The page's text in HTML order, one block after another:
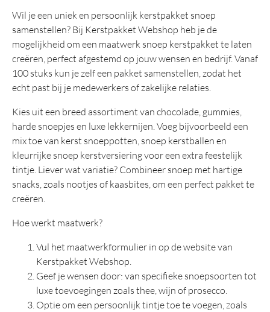
Wil je een uniek en persoonlijk kerstpakket snoep
samenstellen? Bij Kerstpakket Webshop heb je de
mogelijkheid om een maatwerk snoep kerstpakket te laten
creëren, perfect afgestemd op jouw wensen en bedrijf. Vanaf
100 stuks kun je zelf een pakket samenstellen, zodat het
echt past bij je medewerkers of zakelijke relaties.
Kies uit een breed assortiment van chocolade, gummies,
harde snoepjes en luxe lekkernijen. Voeg bijvoorbeeld een
mix toe van kerst snoeppotten, snoep kerstballen en
kleurrijke snoep kerstversiering voor een extra feestelijk
tintje. Liever wat variatie? Combineer snoep met hartige
snacks, zoals nootjes of kaasbites, om een perfect pakket te
creëren.
Hoe werkt maatwerk?
Vul het maatwerkformulier in op de website van
Kerstpakket Webshop.
Geef je wensen door: van specifieke snoepsoorten tot
luxe toevoegingen zoals thee, wijn of prosecco.
Optie om een persoonlijk tintje toe te voegen, zoals